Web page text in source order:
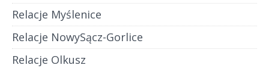
Relacje Myślenice
Relacje NowySącz-Gorlice
Relacje Olkusz